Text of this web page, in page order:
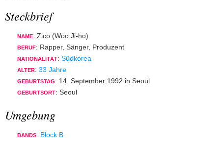
Steckbrief
NAME: Zico (Woo Ji-ho)
BERUF: Rapper, Sänger, Produzent
NATIONALITÄT: Südkorea
ALTER: 33 Jahre
GEBURTSTAG: 14. September 1992 in Seoul
GEBURTSORT: Seoul
Umgebung
BANDS: Block B